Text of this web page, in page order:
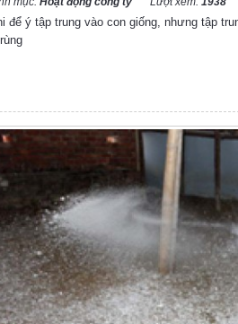
để ý tập trung vào con giống, nhưng tập